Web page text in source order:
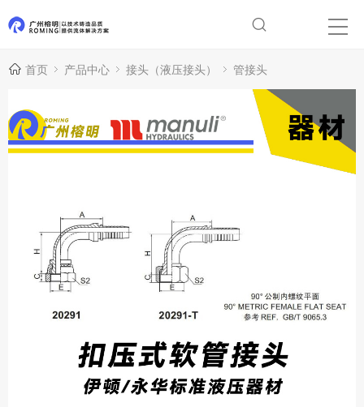
首页 产品中心 接头（液压接头） 管接头